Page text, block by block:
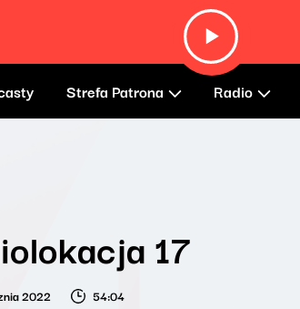
Strefa Patrona Radio
17
2022 54:04